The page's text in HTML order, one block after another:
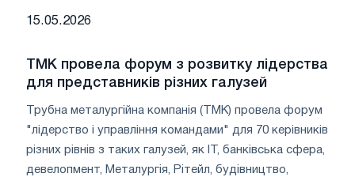
15.05.2026
ТМК провела форум з розвитку лідерства
для представників різних галузей
Трубна металургійна компанія (ТМК) провела форум
"лідерство і управління командами" для 70 керівників
різних рівнів з таких галузей, як ІТ, банківська сфера,
девелопмент, Металургія, Рітейл, будівництво,